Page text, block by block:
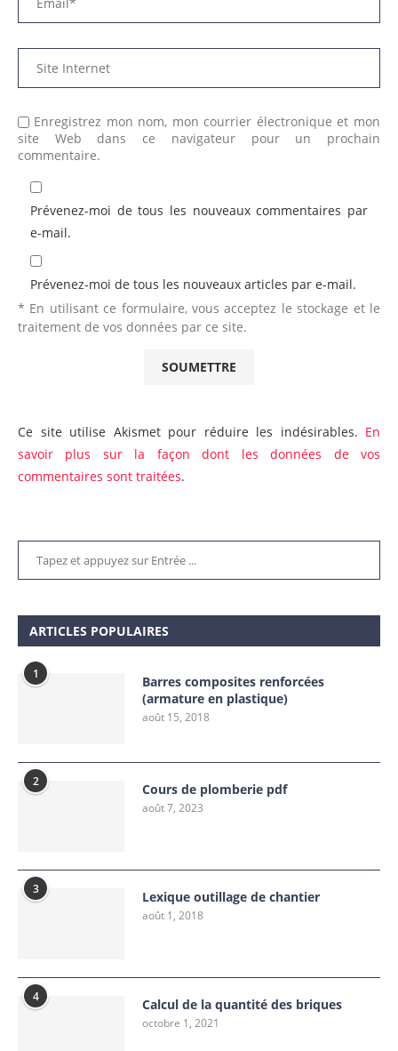
Enregistrez mon nom, mon courrier électronique et mon
site Web dans ce navigateur pour un prochain
commentaire.
Prévenez-moi de tous les nouveaux commentaires par
e-mail.
Prévenez-moi de tous les nouveaux articles par e-mail.
* En utilisant ce formulaire, vous acceptez le stockage et le
traitement de vos données par ce site.
Ce site utilise Akismet pour réduire les indésirables. En
savoir plus sur la façon dont les données de vos
commentaires sont traitées.
ARTICLES POPULAIRES
1
Barres composites renforcées
(armature en plastique)
août 15, 2018
2 Cours de plomberie pdf
août 7, 2023
3 Lexique outillage de chantier
août 1, 2018
4 Calcul de la quantité des briques
octobre 1, 2021